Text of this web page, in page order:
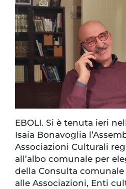
EBOLI. Si è tenuta ieri
Isaia Bonavoglia
Associazioni Culturali
all’albo comunale per
della Consulta
alle Associazioni, Enti